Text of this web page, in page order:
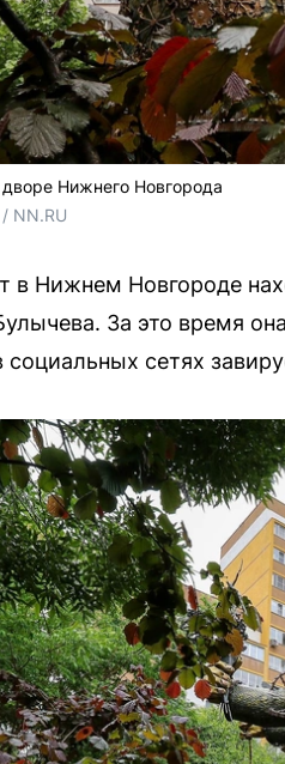
Нижнего Новгорода
NN.RU
в Нижнем Новгороде
За это время
социальных сетях